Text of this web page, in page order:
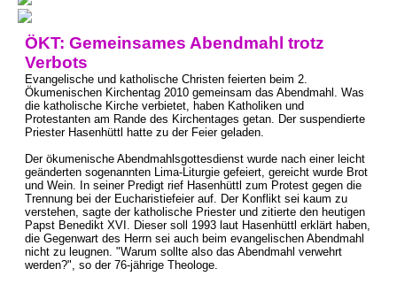
ÖKT: Gemeinsames Abendmahl trotz
Verbots
Evangelische und katholische Christen feierten beim 2.
Ökumenischen Kirchentag 2010 gemeinsam das Abendmahl. Was
die katholische Kirche verbietet, haben Katholiken und
Protestanten am Rande des Kirchentages getan. Der suspendierte
Priester Hasenhüttl hatte zu der Feier geladen.
Der ökumenische Abendmahlsgottesdienst wurde nach einer leicht
geänderten sogenannten Lima-Liturgie gefeiert, gereicht wurde Brot
und Wein. In seiner Predigt rief Hasenhüttl zum Protest gegen die
Trennung bei der Eucharistiefeier auf. Der Konflikt sei kaum zu
verstehen, sagte der katholische Priester und zitierte den heutigen
Papst Benedikt XVI. Dieser soll 1993 laut Hasenhüttl erklärt haben,
die Gegenwart des Herrn sei auch beim evangelischen Abendmahl
nicht zu leugnen. "Warum sollte also das Abendmahl verwehrt
werden?", so der 76-jährige Theologe.